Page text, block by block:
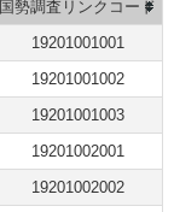
国勢調査リンクコード
19201001001
19201001002
19201001003
19201002001
19201002002